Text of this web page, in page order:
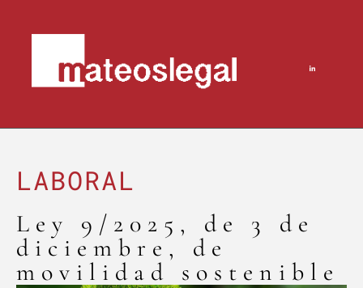
LABORAL
Ley 9/2025, de 3 de
diciembre, de
movilidad sostenible